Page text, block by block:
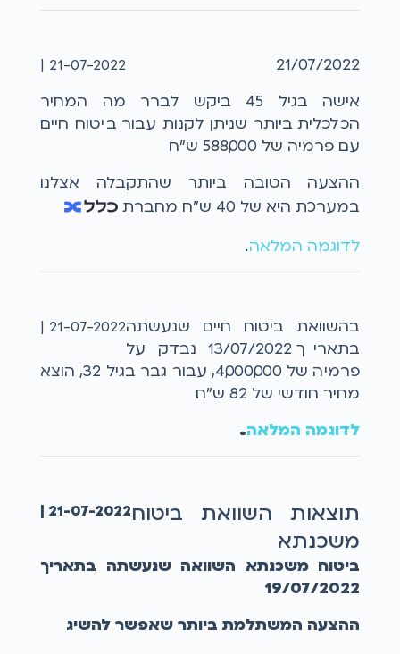
21-07-2022 |
21/07/2022
אישה בגיל 45 ביקש לברר מה המחיר
הכלכלית ביותר שניתן לקנות עבור ביטוח חיים
עם פרמיה של 588,000 ש"ח
ההצעה הטובה ביותר שהתקבלה אצלנו
במערכת היא של 40 ש"ח מחברת
לדוגמה המלאה...
21-07-2022 |בהשוואת ביטוח חיים שנעשתה
בתאריך 13/07/2022 נבדק על
פרמיה של 4,000,000, עבור גבר בגיל 32, הוצא
מחיר חודשי של 82 ש"ח.
לדוגמה המלאה...
21-07-2022 |תוצאות השוואת ביטוח
משכנתא
ביטוח משכנתא השוואה שנעשתה בתאריך
19/07/2022
ההצעה המשתלמת ביותר שאפשר להשיג